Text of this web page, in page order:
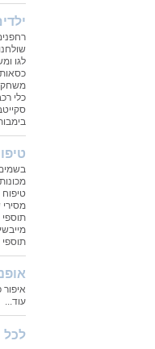
לגו
משחקי
כלי
מסירי
תוספי
איפור
עוד...
לכל